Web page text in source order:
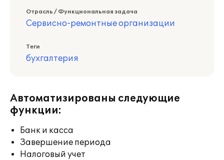
Отрасль / Функциональная задача
Сервисно-ремонтные организации
Теги
бухгалтерия
Автоматизированы следующие
функции:
Банк и касса
Завершение периода
Налоговый учет